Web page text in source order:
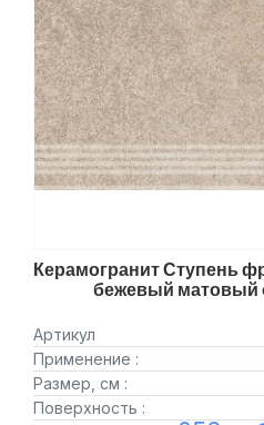
Керамогранит Ступень
бежевый матовый
Артикул
Применение :
Размер, см :
Поверхность :